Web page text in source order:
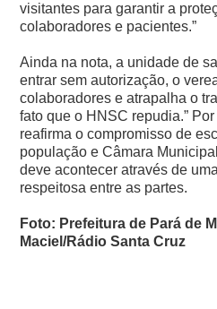
visitantes para garantir a
colaboradores e pacientes.”
Ainda na nota, a unidade de
entrar sem autorização, o
colaboradores e atrapalha o
fato que o HNSC repudia.”
reafirma o compromisso de
população e Câmara
deve acontecer através de
respeitosa entre as partes.
Foto: Prefeitura de Pará de
Maciel/Rádio Santa Cruz